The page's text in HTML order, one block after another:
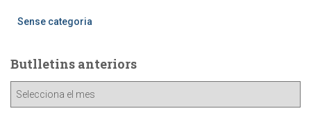
Sense categoria
Butlletins anteriors